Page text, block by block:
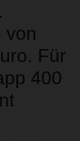
von
Für
400